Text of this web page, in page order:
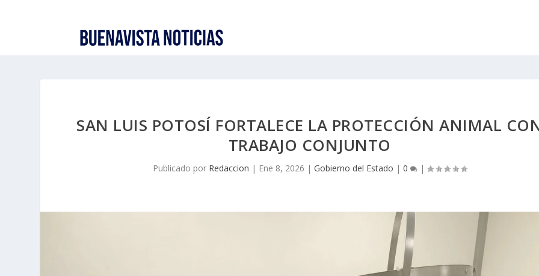
SAN LUIS POTOSÍ FORTALECE LA PROTECCIÓN ANIMAL
TRABAJO CONJUNTO
Publicado por Redaccion | Ene 8, 2026 | Gobierno del Estado | 0 |